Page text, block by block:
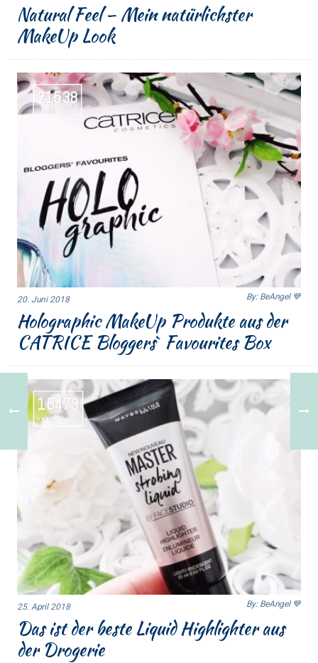
Natural Feel – Mein natürlichster
MakeUp Look
21538
Views
20. Juni 2018 By: BeAngel 💙
Holographic MakeUp Produkte aus der
CATRICE Bloggers` Favourites Box
15473
Views
25. April 2018 By: BeAngel 💙
Das ist der beste Liquid Highlighter aus
der Drogerie